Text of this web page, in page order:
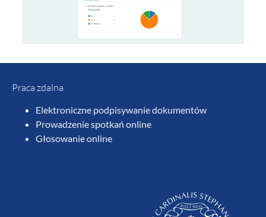
Praca zdalna
Elektroniczne podpisywanie dokumentów
Prowadzenie spotkań online
Głosowanie online